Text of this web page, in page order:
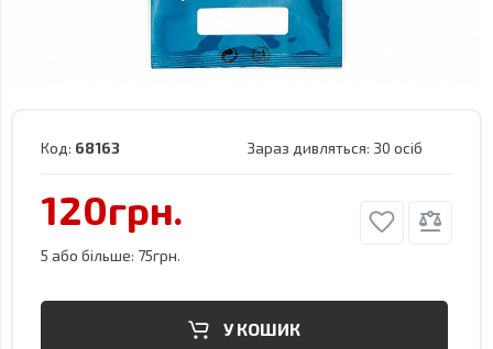
Код: 68163 Зараз дивляться: 30 осіб
120грн.
5 або більше: 75грн.
У КОШИК